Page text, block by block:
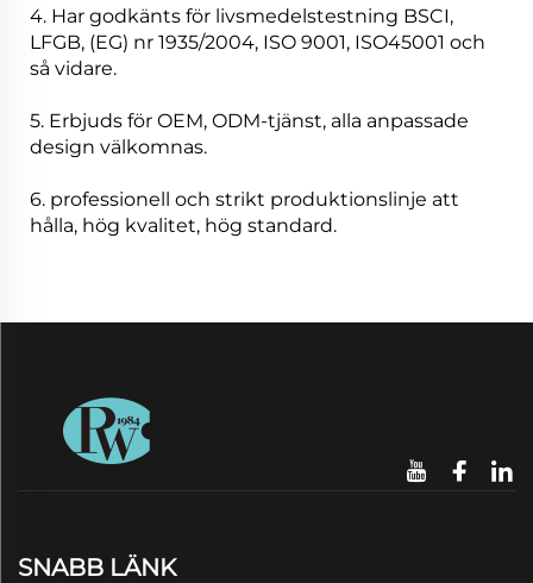
4. Har godkänts för livsmedelstestning BSCI,
LFGB, (EG) nr 1935/2004, ISO 9001, ISO45001 och
så vidare.
5. Erbjuds för OEM, ODM-tjänst, alla anpassade
design välkomnas.
6. professionell och strikt produktionslinje att
hålla, hög kvalitet, hög standard.
SNABB LÄNK